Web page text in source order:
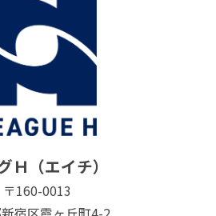
Ｈ（エイチ）
〒160-0013